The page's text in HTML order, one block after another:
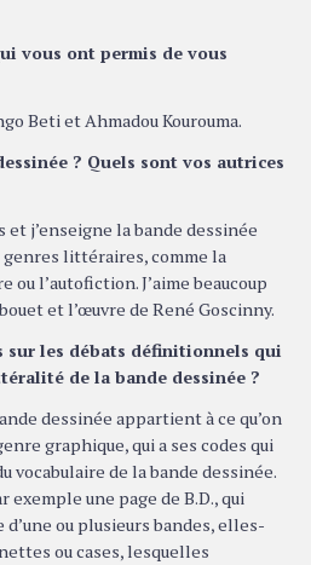
vous ont permis de vous
Beti et Ahmadou Kourouma.
? Quels sont vos autrices
et j’enseigne la bande dessinée
littéraires, comme la
l’autofiction. J’aime beaucoup
et l’œuvre de René Goscinny.
sur les débats définitionnels qui
de la bande dessinée ?
dessinée appartient à ce qu’on
graphique, qui a ses codes qui
vocabulaire de la bande dessinée.
une page de B.D., qui
ou plusieurs bandes, elles-
ou cases, lesquelles